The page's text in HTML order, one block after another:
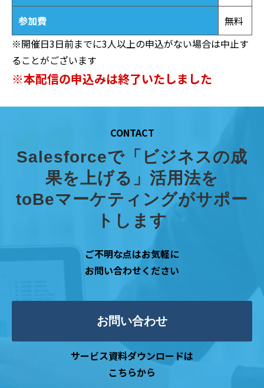
参加費
無料
※開催日3日前までに3人以上の申込がない場合は中止す
ることがございます
※本配信の申込みは終了いたしました
CONTACT
Salesforceで「ビジネスの成
果を上げる」活用法を
toBeマーケティングがサポー
トします
ご不明な点はお気軽に
お問い合わせください
お問い合わせ
サービス資料ダウンロードは
こちらから